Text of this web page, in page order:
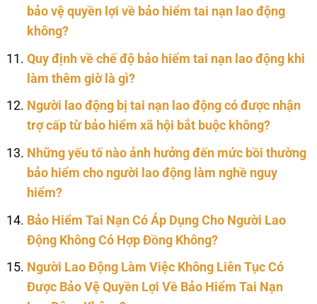
bảo vệ quyền lợi về bảo hiểm tai nạn lao động
không?
Quy định về chế độ bảo hiểm tai nạn lao động khi
làm thêm giờ là gì?
Người lao động bị tai nạn lao động có được nhận
trợ cấp từ bảo hiểm xã hội bắt buộc không?
Những yếu tố nào ảnh hưởng đến mức bồi thường
bảo hiểm cho người lao động làm nghề nguy
hiểm?
Bảo Hiểm Tai Nạn Có Áp Dụng Cho Người Lao
Động Không Có Hợp Đồng Không?
Người Lao Động Làm Việc Không Liên Tục Có
Được Bảo Vệ Quyền Lợi Về Bảo Hiểm Tai Nạn